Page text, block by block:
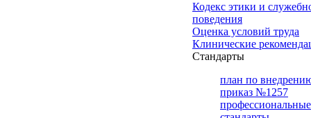
Кодекс этики и
поведения
Оценка условий труда
Клинические
Cтандарты
план по
приказ №1257
профессиональные